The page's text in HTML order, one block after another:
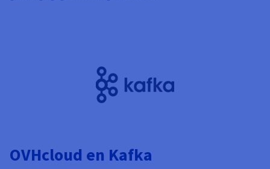
OVHcloud en Kafka